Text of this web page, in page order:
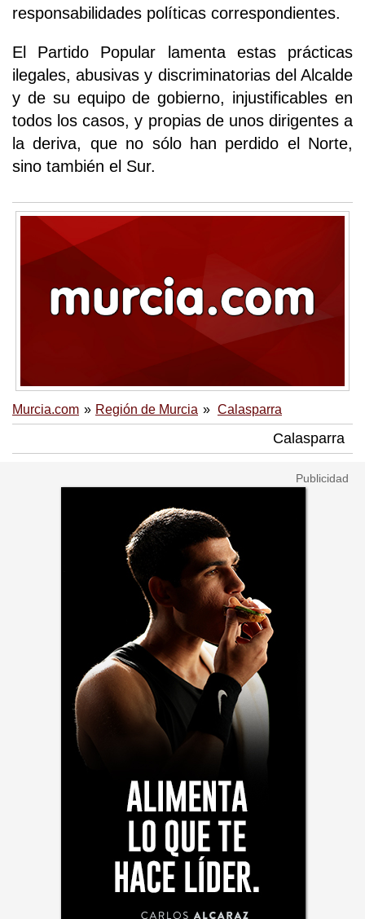
responsabilidades políticas correspondientes.
El Partido Popular lamenta estas prácticas
ilegales, abusivas y discriminatorias del Alcalde
y de su equipo de gobierno, injustificables en
todos los casos, y propias de unos dirigentes a
la deriva, que no sólo han perdido el Norte,
sino también el Sur.
Murcia.com Región de Murcia Calasparra
Calasparra